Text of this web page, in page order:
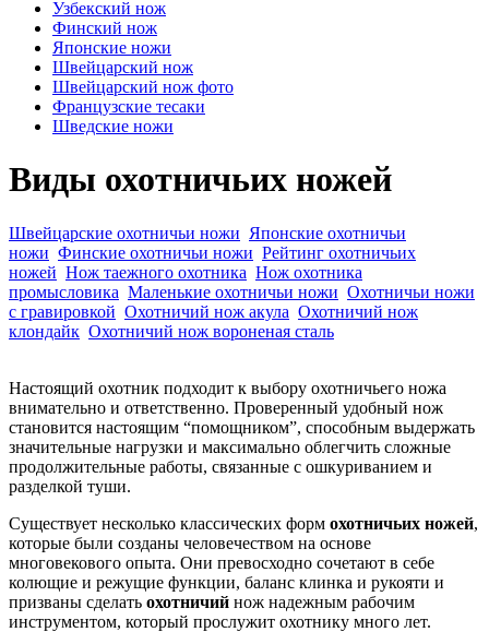
Узбекский нож
Финский нож
Японские ножи
Швейцарский нож
Швейцарский нож фото
Французские тесаки
Шведские ножи
Виды охотничьих ножей
Швейцарские охотничьи ножи Японские охотничьи
ножи Финские охотничьи ножи Рейтинг охотничьих
ножей Нож таежного охотника Нож охотника
промысловика Маленькие охотничьи ножи Охотничьи ножи
с гравировкой Охотничий нож акула Охотничий нож
клондайк Охотничий нож вороненая сталь
Настоящий охотник подходит к выбору охотничьего ножа
внимательно и ответственно. Проверенный удобный нож
становится настоящим “помощником”, способным выдержать
значительные нагрузки и максимально облегчить сложные
продолжительные работы, связанные с ошкуриванием и
разделкой туши.
Существует несколько классических форм охотничьих ножей,
которые были созданы человечеством на основе
многовекового опыта. Они превосходно сочетают в себе
колющие и режущие функции, баланс клинка и рукояти и
призваны сделать охотничий нож надежным рабочим
инструментом, который прослужит охотнику много лет.